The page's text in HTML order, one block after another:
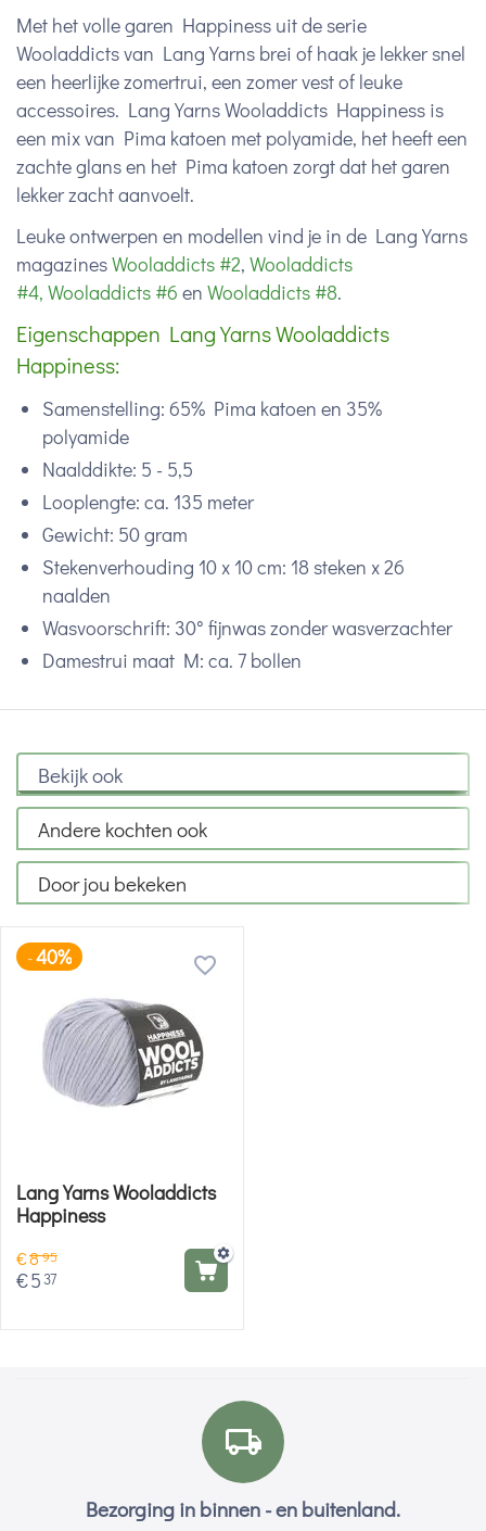
Met het volle garen Happiness uit de serie
Wooladdicts van Lang Yarns brei of haak je lekker snel
een heerlijke zomertrui, een zomer vest of leuke
accessoires. Lang Yarns Wooladdicts Happiness is
een mix van Pima katoen met polyamide, het heeft een
zachte glans en het Pima katoen zorgt dat het garen
lekker zacht aanvoelt.
Leuke ontwerpen en modellen vind je in de Lang Yarns
magazinesWooladdicts #2, Wooladdicts
#4, Wooladdicts #6 en Wooladdicts #8.
Eigenschappen Lang Yarns Wooladdicts
Happiness:
Samenstelling: 65% Pima katoen en 35%
polyamide
Naalddikte: 5 - 5,5
Looplengte: ca. 135 meter
Gewicht: 50 gram
Stekenverhouding 10 x 10 cm: 18 steken x 26
naalden
Wasvoorschrift: 30° fijnwas zonder wasverzachter
Damestrui maat M: ca. 7 bollen
Bekijk ook
Andere kochten ook
Door jou bekeken
-40%
Lang Yarns Wooladdicts
Happiness
€895
€5 37
Bezorging in binnen - en buitenland.